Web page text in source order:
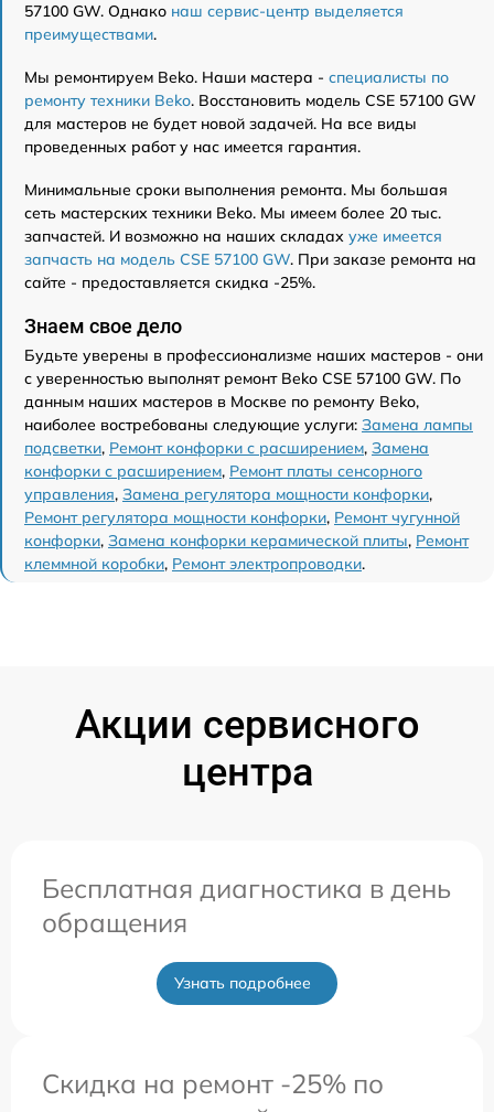
57100 GW. Однако наш сервис-центр выделяется
преимуществами.
Мы ремонтируем Beko. Наши мастера - специалисты по
ремонту техники Beko. Восстановить модель CSE 57100 GW
для мастеров не будет новой задачей. На все виды
проведенных работ у нас имеется гарантия.
Минимальные сроки выполнения ремонта. Мы большая
сеть мастерских техники Beko. Мы имеем более 20 тыс.
запчастей. И возможно на наших складах уже имеется
запчасть на модель CSE 57100 GW. При заказе ремонта на
сайте - предоставляется скидка -25%.
Знаем свое дело
Будьте уверены в профессионализме наших мастеров - они
с уверенностью выполнят ремонт Beko CSE 57100 GW. По
данным наших мастеров в Москве по ремонту Beko,
наиболее востребованы следующие услуги: Замена лампы
подсветки, Ремонт конфорки с расширением, Замена
конфорки с расширением, Ремонт платы сенсорного
управления, Замена регулятора мощности конфорки,
Ремонт регулятора мощности конфорки, Ремонт чугунной
конфорки, Замена конфорки керамической плиты, Ремонт
клеммной коробки, Ремонт электропроводки.
Акции сервисного
центра
Бесплатная диагностика в день
обращения
Узнать подробнее
Скидка на ремонт -25% по